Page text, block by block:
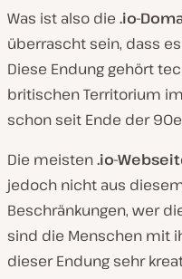
Was ist also die .io-
überrascht sein, dass
Diese Endung gehört
britischen Territorium
schon seit Ende der
Die meisten.io-
jedoch nicht aus
Beschränkungen, wer
sind die Menschen mit
dieser Endung sehr